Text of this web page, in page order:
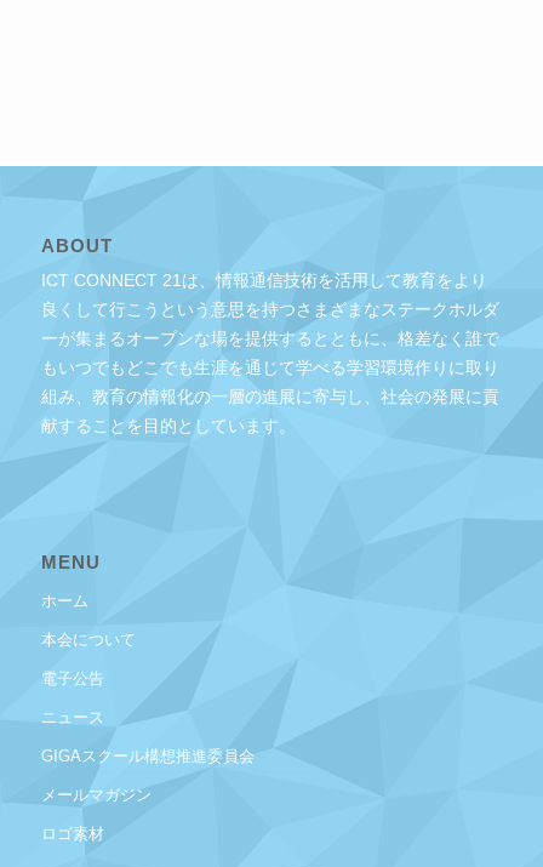
ABOUT
ICT CONNECT 21は、情報通信技術を活用して教育をより
良くして行こうという意思を持つさまざまなステークホルダ
ーが集まるオープンな場を提供するとともに、格差なく誰で
もいつでもどこでも生涯を通じて学べる学習環境作りに取り
組み、教育の情報化の一層の進展に寄与し、社会の発展に貢
献することを目的としています。
MENU
ホーム
本会について
電子公告
ニュース
GIGAスクール構想推進委員会
メールマガジン
ロゴ素材